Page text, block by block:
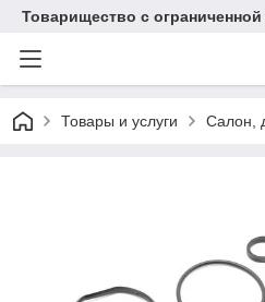
Товарищество с
Товары и услуги Салон,